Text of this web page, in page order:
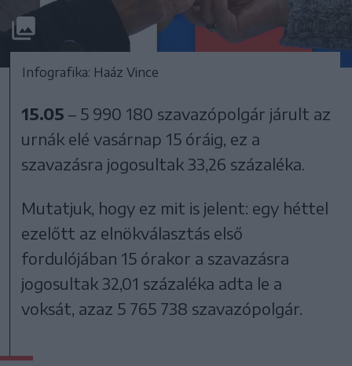
Infografika: Haáz Vince
15.05 – 5 990 180 szavazópolgár járult az
urnák elé vasárnap 15 óráig, ez a
szavazásra jogosultak 33,26 százaléka.
Mutatjuk, hogy ez mit is jelent: egy héttel
ezelőtt az elnökválasztás első
fordulójában 15 órakor a szavazásra
jogosultak 32,01 százaléka adta le a
voksát, azaz 5 765 738 szavazópolgár.